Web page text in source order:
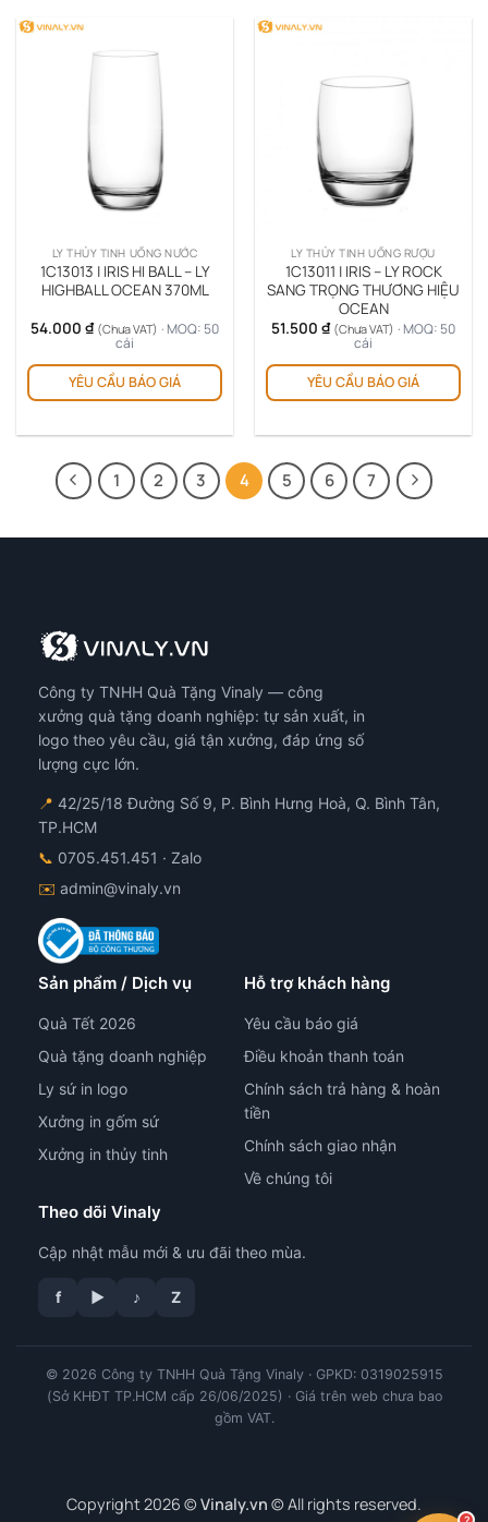
LY THỦY TINH UỐNG NƯỚC
1C13013 | IRIS HI BALL – LY
HIGHBALL OCEAN 370ML
54.000 ₫ (Chưa VAT) · MOQ: 50
cái
YÊU CẦU BÁO GIÁ
LY THỦY TINH UỐNG RƯỢU
1C13011 | IRIS – LY ROCK
SANG TRỌNG THƯƠNG HIỆU
OCEAN
51.500 ₫ (Chưa VAT) · MOQ: 50
cái
YÊU CẦU BÁO GIÁ
1 2 3 4 5 6 7
Công ty TNHH Quà Tặng Vinaly — công
xưởng quà tặng doanh nghiệp: tự sản xuất, in
logo theo yêu cầu, giá tận xưởng, đáp ứng số
lượng cực lớn.
📍 42/25/18 Đường Số 9, P. Bình Hưng Hoà, Q. Bình Tân,
TP.HCM
📞 0705.451.451 · Zalo
✉️ admin@vinaly.vn
Sản phẩm / Dịch vụ
Quà Tết 2026
Quà tặng doanh nghiệp
Ly sứ in logo
Xưởng in gốm sứ
Xưởng in thủy tinh
Hỗ trợ khách hàng
Yêu cầu báo giá
Điều khoản thanh toán
Chính sách trả hàng & hoàn
tiền
Chính sách giao nhận
Về chúng tôi
Theo dõi Vinaly
Cập nhật mẫu mới & ưu đãi theo mùa.
f ▶ ♪ Z
© 2026 Công ty TNHH Quà Tặng Vinaly · GPKD: 0319025915
(Sở KHĐT TP.HCM cấp 26/06/2025) · Giá trên web chưa bao
gồm VAT.
Copyright 2026 © Vinaly.vn © All rights reserved.